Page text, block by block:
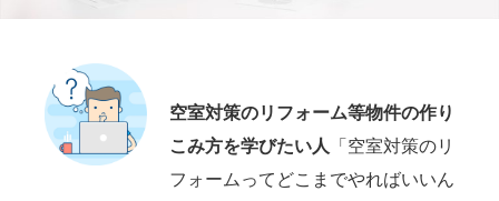
空室対策のリフォーム等物件の作り
こみ方を学びたい人
「空室対策のリ
フォームってどこまでやればいいん